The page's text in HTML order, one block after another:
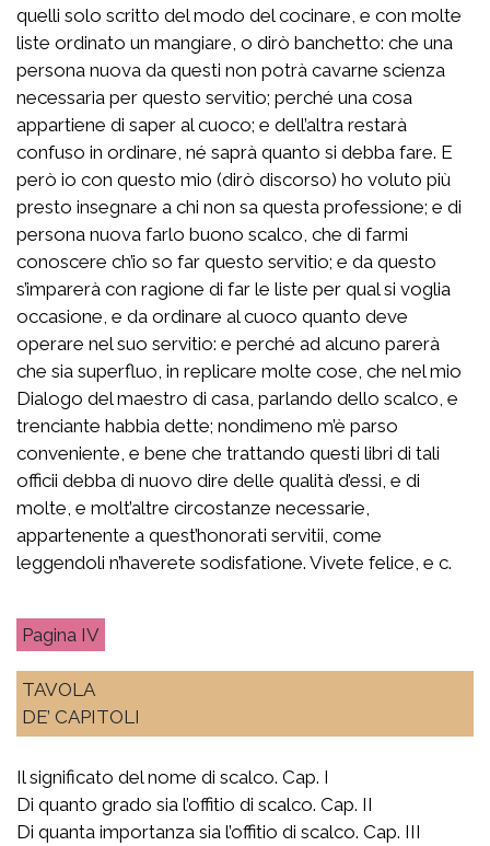
quelli solo scritto del modo del cocinare, e con molte
liste ordinato un mangiare, o dirò banchetto: che una
persona nuova da questi non potrà cavarne scienza
necessaria per questo servitio; perché una cosa
appartiene di saper al cuoco; e dell’altra restarà
confuso in ordinare, né saprà quanto si debba fare. E
però io con questo mio (dirò discorso) ho voluto più
presto insegnare a chi non sa questa professione; e di
persona nuova farlo buono scalco, che di farmi
conoscere ch’io so far questo servitio; e da questo
s’imparerà con ragione di far le liste per qual si voglia
occasione, e da ordinare al cuoco quanto deve
operare nel suo servitio: e perché ad alcuno parerà
che sia superfluo, in replicare molte cose, che nel mio
Dialogo del maestro di casa, parlando dello scalco, e
trenciante habbia dette; nondimeno m’è parso
conveniente, e bene che trattando questi libri di tali
officii debba di nuovo dire delle qualità d’essi, e di
molte, e molt’altre circostanze necessarie,
appartenente a quest’honorati servitii, come
leggendoli n’haverete sodisfatione. Vivete felice, e c.
IV
TAVOLA
DE’ CAPITOLI
Il significato del nome di scalco. Cap. I
Di quanto grado sia l’offitio di scalco. Cap. II
Di quanta importanza sia l’offitio di scalco. Cap. III